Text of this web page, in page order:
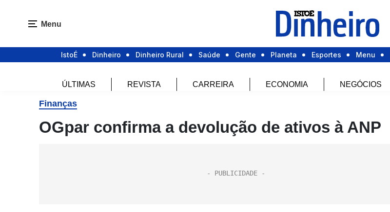
Menu
IstoÉ Dinheiro Dinheiro Rural Saúde Gente Planeta Esportes Menu
ÚLTIMAS REVISTA CARREIRA ECONOMIA NEGÓCIOS
Finanças
OGpar confirma a devolução de ativos à ANP